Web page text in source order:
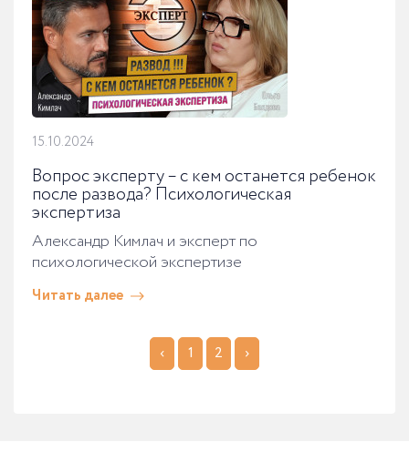
15.10.2024
Вопрос эксперту – с кем останется ребенок
после развода? Психологическая
экспертиза
Александр Кимлач и эксперт по
психологической экспертизе
Читать далее
‹ 1 2 ›